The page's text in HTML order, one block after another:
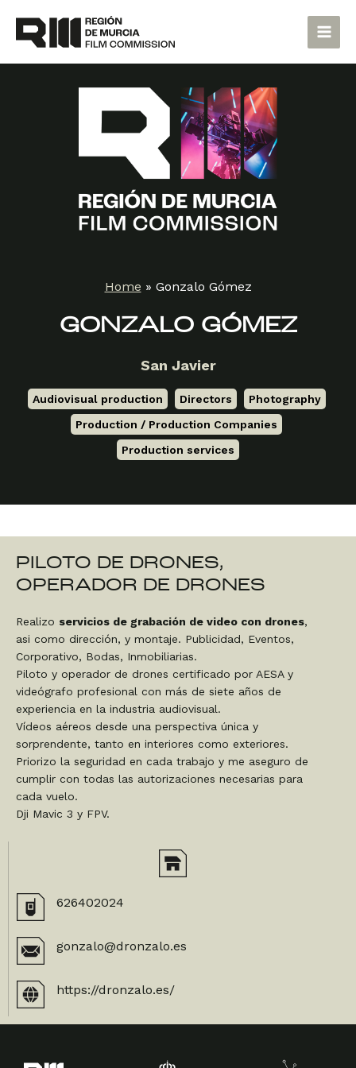
content
Main
Home » Gonzalo Gómez
GONZALO GÓMEZ
San Javier
Audiovisual production Directors Photography
Production / Production Companies
Production services
PILOTO DE DRONES,
OPERADOR DE DRONES
Realizo servicios de grabación de video con drones,
asi como dirección, y montaje. Publicidad, Eventos,
Corporativo, Bodas, Inmobiliarias.
Piloto y operador de drones certificado por AESA y
videógrafo profesional con más de siete años de
experiencia en la industria audiovisual.
Vídeos aéreos desde una perspectiva única y
sorprendente, tanto en interiores como exteriores.
Priorizo la seguridad en cada trabajo y me aseguro de
cumplir con todas las autorizaciones necesarias para
cada vuelo.
Dji Mavic 3 y FPV.
626402024
gonzalo@dronzalo.es
https://dronzalo.es/